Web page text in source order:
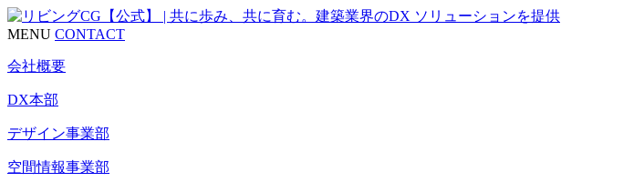
MENU CONTACT
会社概要
DX本部
デザイン事業部
空間情報事業部